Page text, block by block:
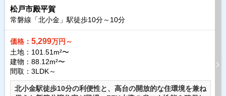
松戸市殿平賀
常磐線「北小金」駅徒歩10分～ 10分
価格： 5,299万円～
土地：101.51m²〜
建物：88.12m²〜
間取：3LDK～
北小金駅徒歩10分の利便性と、高台の開放的な住環境を兼ね